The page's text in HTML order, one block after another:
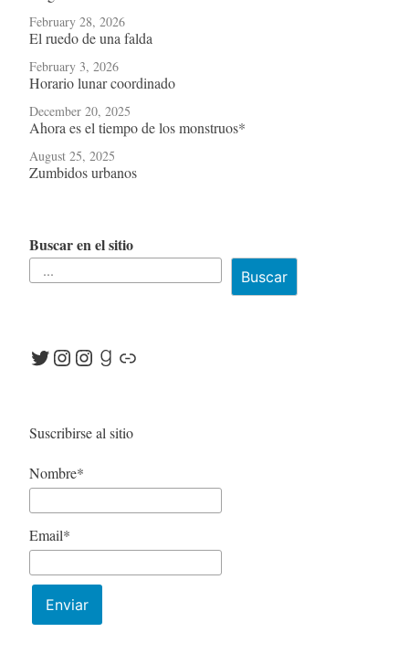
February 28, 2026
El ruedo de una falda
February 3, 2026
Horario lunar coordinado
December 20, 2025
Ahora es el tiempo de los monstruos*
August 25, 2025
Zumbidos urbanos
Buscar en el sitio
Buscar
Twitter
Instagram
Instagram
Goodreads
Link
Suscribirse al sitio
Nombre*
Email*